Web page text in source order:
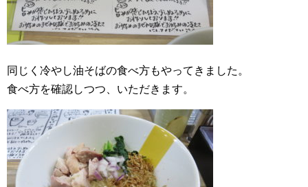
同じく冷やし油そばの食べ方もやってきました。
食べ方を確認しつつ、いただきます。